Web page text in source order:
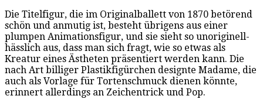
Die Titelfigur, die im Originalballett von 1870 betörend
schön und anmutig ist, besteht übrigens aus einer
plumpen Animationsfigur, und sie sieht so unoriginell-
hässlich aus, dass man sich fragt, wie so etwas als
Kreatur eines Ästheten präsentiert werden kann. Die
nach Art billiger Plastikfigürchen designte Madame, die
auch als Vorlage für Tortenschmuck dienen könnte,
erinnert allerdings an Zeichentrick und Pop.